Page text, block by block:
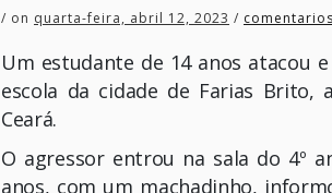
/ on quarta-feira, abril 12, 2023 / comentarios
Um estudante de 14 anos atacou
escola da cidade de Farias Brito,
Ceará.
O agressor entrou na sala do 4º
anos, com um machadinho,